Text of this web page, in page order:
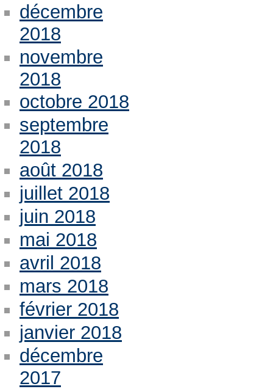
décembre
2018
novembre
2018
octobre 2018
septembre
2018
août 2018
juillet 2018
juin 2018
mai 2018
avril 2018
mars 2018
février 2018
janvier 2018
décembre
2017